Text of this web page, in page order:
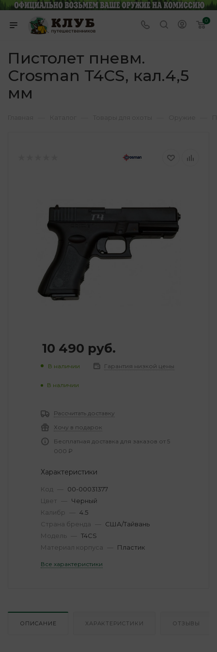
0
Пистолет пневм.
Crosman T4CS, кал.4,5
мм
10 490 руб.
В наличии Гарантия низкой цены
В наличии
Рассчитать доставку
Хочу в подарок
Бесплатная доставка для заказов от 5
000 ₽
Характеристики
Код — 00-00031377
Цвет — Черный
Калибр — 4.5
Страна бренда — США/Тайвань
Модель — T4CS
Материал корпуса — Пластик
Все характеристики
ОПИСАНИЕ ХАРАКТЕРИСТИКИ ОТЗЫВЫ